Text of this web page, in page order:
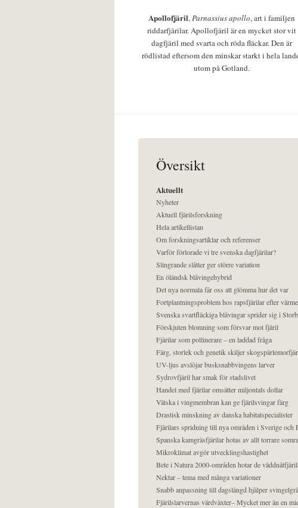
Apollofjäril,Parnassius apollo, art i familjen
riddarfjärilar. Apollofjäril är en mycket stor vit
dagfjäril med svarta och röda fläckar. Den är
rödlistad eftersom den minskar starkt i hela
utom på Gotland.
Översikt
Aktuellt
Nyheter
Aktuell fjärilsforskning
Hela artikellistan
Om forskningsartiklar och referenser
Varför förlorade vi tre svenska dagfjärilar?
Slingrande slåtter ger större variation
En öländsk blåvingehybrid
Det nya normala får oss att glömma hur det var
Fortplantningsproblem hos rapsfjärilar efter
Svenska svartfläckiga blåvingar sprider sig i
Förskjuten blomning som försvar mot fjäril
Fjärilar som pollinerare – en laddad fråga
Färg, storlek och genetik skiljer
UV-ljus avslöjar busksnabbvingens larver
Sydrovfjäril har smak för stadslivet
Handel med fjärilar omsätter miljontals dollar
Vätska i vingmembran kan ge fjärilsvingar färg
Drastisk minskning av danska habitatspecialister
Fjärilars spridning till nya områden i Sverige och
Spanska kamgräsfjärilar hotas av allt torrare
Mikroklimat avgör utvecklingshastighet
Bete i Natura 2000-områden hotar de
Nektar – tema med många variationer
Snabb anpassning till dagslängd hjälper
Fjärilslarvernas värdväxter– Mycket mer än en